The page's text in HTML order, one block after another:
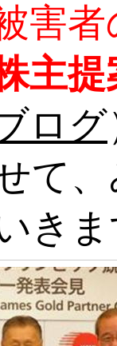
害
主提
ログ
て
き